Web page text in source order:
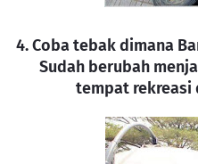
4. Coba tebak dimana
Sudah berubah
tempat rekreasi